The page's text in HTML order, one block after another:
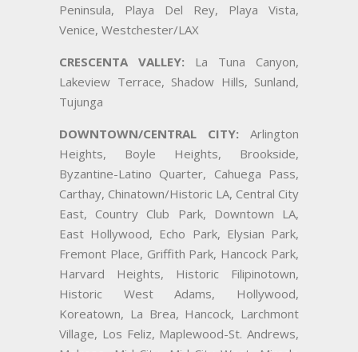
Peninsula, Playa Del Rey, Playa Vista,
Venice, Westchester/LAX
CRESCENTA VALLEY: La Tuna Canyon,
Lakeview Terrace, Shadow Hills, Sunland,
Tujunga
DOWNTOWN/CENTRAL CITY: Arlington
Heights, Boyle Heights, Brookside,
Byzantine-Latino Quarter, Cahuega Pass,
Carthay, Chinatown/Historic LA, Central City
East, Country Club Park, Downtown LA,
East Hollywood, Echo Park, Elysian Park,
Fremont Place, Griffith Park, Hancock Park,
Harvard Heights, Historic Filipinotown,
Historic West Adams, Hollywood,
Koreatown, La Brea, Hancock, Larchmont
Village, Los Feliz, Maplewood-St. Andrews,